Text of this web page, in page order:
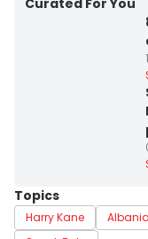
Curated For You
Topics
Harry Kane Albania